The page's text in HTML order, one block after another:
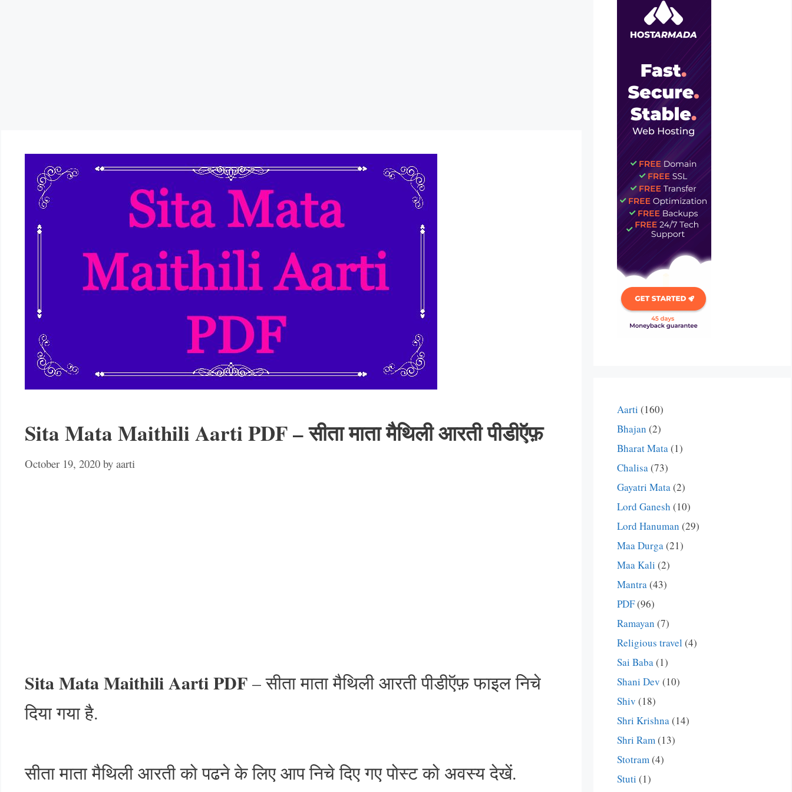
Sita Mata Maithili Aarti PDF – सीता माता मैथिली आरती पीडीऍफ़
October 19, 2020 by aarti
Sita Mata Maithili Aarti PDF – सीता माता मैथिली आरती पीडीऍफ़ फाइल निचे
दिया गया है.
सीता माता मैथिली आरती को पढने के लिए आप निचे दिए गए पोस्ट को अवस्य देखें.
Aarti (160)
Bhajan (2)
Bharat Mata(1)
Chalisa(73)
Gayatri Mata(2)
Lord Ganesh (10)
Lord Hanuman (29)
Maa Durga(21)
Maa Kali (2)
Mantra(43)
PDF(96)
Ramayan (7)
Religious travel (4)
Sai Baba(1)
Shani Dev (10)
Shiv (18)
Shri Krishna(14)
Shri Ram(13)
Stotram(4)
Stuti (1)